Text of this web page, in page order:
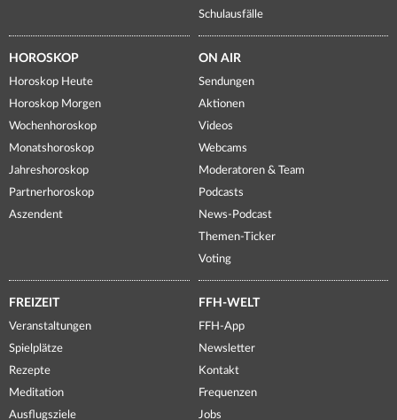
Schulausfälle
HOROSKOP
Horoskop Heute
Horoskop Morgen
Wochenhoroskop
Monatshoroskop
Jahreshoroskop
Partnerhoroskop
Aszendent
ON AIR
Sendungen
Aktionen
Videos
Webcams
Moderatoren & Team
Podcasts
News-Podcast
Themen-Ticker
Voting
FREIZEIT
Veranstaltungen
Spielplätze
Rezepte
Meditation
Ausflugsziele
FFH-WELT
FFH-App
Newsletter
Kontakt
Frequenzen
Jobs